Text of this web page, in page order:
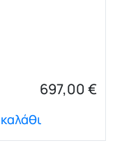
697,00€